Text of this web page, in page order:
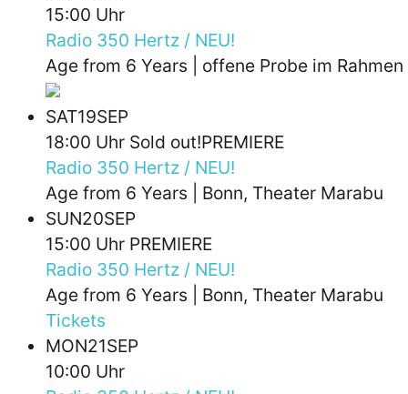
15:00 Uhr
Radio 350 Hertz / NEU!
Age from 6 Years | offene Probe im
SAT19SEP
18:00 Uhr Sold out!PREMIERE
Radio 350 Hertz / NEU!
Age from 6 Years | Bonn, Theater Marabu
SUN20SEP
15:00 Uhr PREMIERE
Radio 350 Hertz / NEU!
Age from 6 Years | Bonn, Theater Marabu
Tickets
MON21SEP
10:00 Uhr